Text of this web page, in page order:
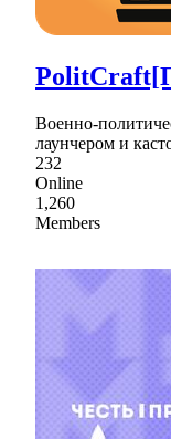
Военно-
лаунчером и
232
Online
1,260
Members